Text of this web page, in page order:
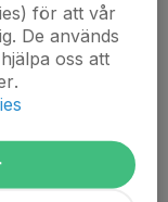
för att vår
De används
oss att